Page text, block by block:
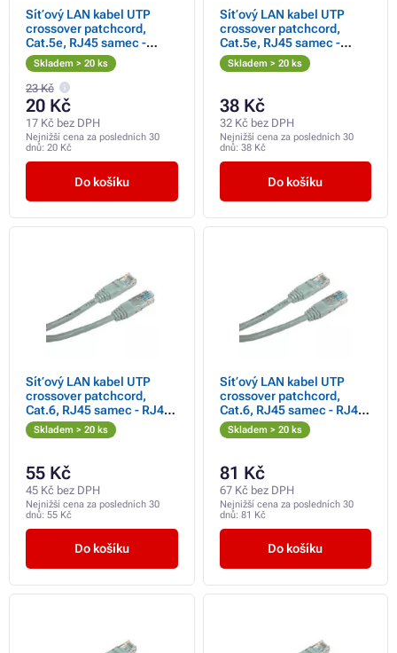
Síťový LAN kabel UTP
crossover patchcord,
Cat.5e, RJ45 samec -
RJ45 samec, 3 m,
nestíněný, křížený, šedý, k
propojení 2 PC, econom
Skladem > 20 ks
23 Kč
20 Kč
17 Kč bez DPH
Nejnižší cena za posledních 30
dnů: 20 Kč
Do košíku
Síťový LAN kabel UTP
crossover patchcord,
Cat.5e, RJ45 samec -
RJ45 samec, 5 m,
nestíněný, křížený, šedý, k
Skladem > 20 ks
38 Kč
32 Kč bez DPH
Nejnižší cena za posledních 30
dnů: 38 Kč
Do košíku
Síťový LAN kabel UTP
crossover patchcord,
Cat.6, RJ45 samec - RJ45
samec, 2 m, nestíněný,
křížený, šedý, k propojení 2
Skladem > 20 ks
55 Kč
45 Kč bez DPH
Nejnižší cena za posledních 30
dnů: 55 Kč
Do košíku
Síťový LAN kabel UTP
crossover patchcord,
Cat.6, RJ45 samec - RJ45
samec, 3 m, nestíněný,
křížený, šedý, k propojení 2
Skladem > 20 ks
81 Kč
67 Kč bez DPH
Nejnižší cena za posledních 30
dnů: 81 Kč
Do košíku